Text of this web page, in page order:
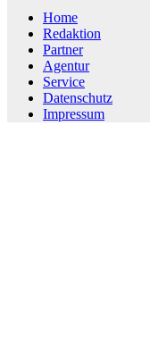
Home
Redaktion
Partner
Agentur
Service
Datenschutz
Impressum